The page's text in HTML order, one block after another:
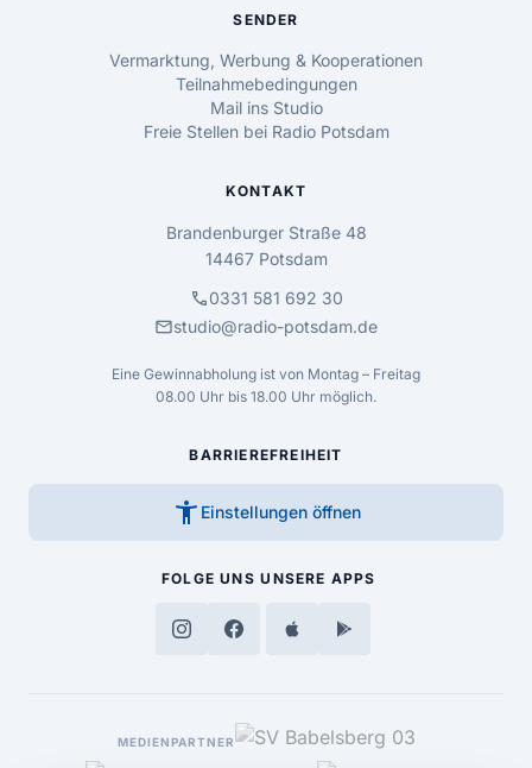
SENDER
Vermarktung, Werbung & Kooperationen
Teilnahmebedingungen
Mail ins Studio
Freie Stellen bei Radio Potsdam
KONTAKT
Brandenburger Straße 48
14467 Potsdam
call0331 581 692 30
mailstudio@radio-potsdam.de
Eine Gewinnabholung ist von Montag – Freitag
08.00 Uhr bis 18.00 Uhr möglich.
BARRIEREFREIHEIT
accessibility_new Einstellungen öffnen
FOLGE UNS UNSERE APPS
MEDIENPARTNER